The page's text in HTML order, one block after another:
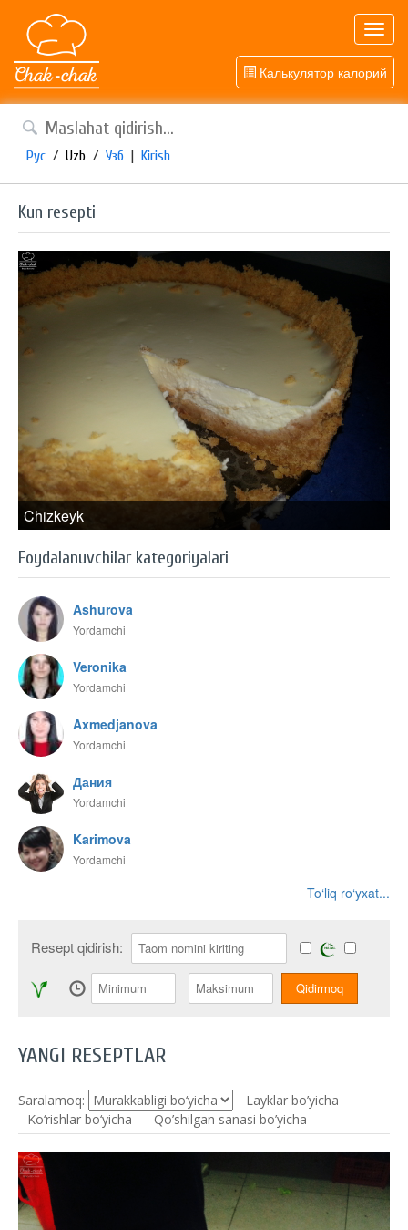
Калькулятор калорий
Рус / Uzb / Узб | Kirish
Kun resepti
Chizkeyk
Foydalanuvchilar kategoriyalari
Ashurova
Yordamchi
Veronika
Yordamchi
Axmedjanova
Yordamchi
Дания
Yordamchi
Karimova
Yordamchi
To‘liq ro‘yxat...
Resept qidirish:
YANGI RESEPTLAR
Saralamoq:
Layklar bo’yicha
Ko‘rishlar bo‘yicha
Qo’shilgan sanasi bo’yicha